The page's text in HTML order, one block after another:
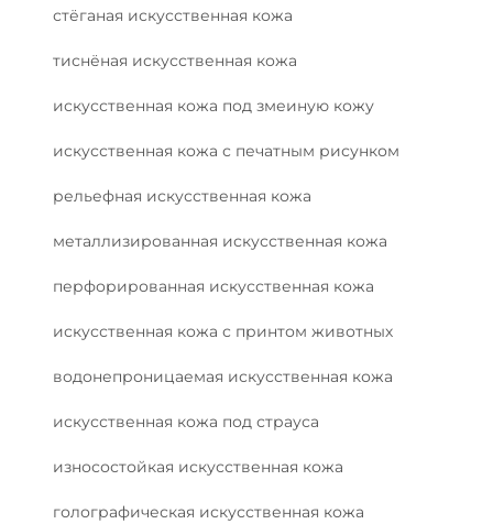
стёганая искусственная кожа
тиснёная искусственная кожа
искусственная кожа под змеиную кожу
искусственная кожа с печатным рисунком
рельефная искусственная кожа
металлизированная искусственная кожа
перфорированная искусственная кожа
искусственная кожа с принтом животных
водонепроницаемая искусственная кожа
искусственная кожа под страуса
износостойкая искусственная кожа
голографическая искусственная кожа